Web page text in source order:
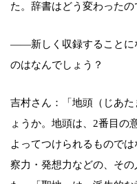
た。辞書はどう変わったの
――新しく収録することに
のはなんでしょう？
吉村さん：「地頭（じあ
ょうか。地頭は、2番目の
よってつけられるもので
察力・発想力などの、そ